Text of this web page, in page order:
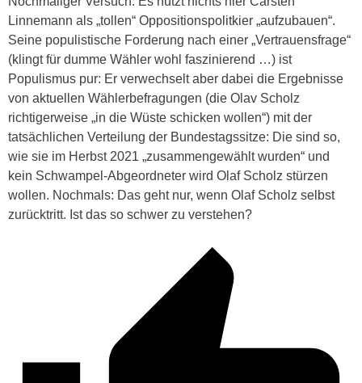
Linnemann als „tollen“ Oppositionspolitkier „aufzubauen“.
Seine populistische Forderung nach einer „Vertrauensfrage“
(klingt für dumme Wähler wohl faszinierend …) ist
Populismus pur: Er verwechselt aber dabei die Ergebnisse
von aktuellen Wählerbefragungen (die Olav Scholz
richtigerweise „in die Wüste schicken wollen“) mit der
tatsächlichen Verteilung der Bundestagssitze: Die sind so,
wie sie im Herbst 2021 „zusammengewählt wurden“ und
kein Schwampel-Abgeordneter wird Olaf Scholz stürzen
wollen. Nochmals: Das geht nur, wenn Olaf Scholz selbst
zurücktritt. Ist das so schwer zu verstehen?